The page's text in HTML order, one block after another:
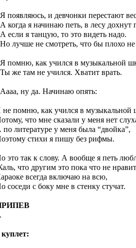
появляюсь, и девчонки перестают
когда я начинаю петь, в лесу дохнут
если я танцую, то это видеть надо.
лучше не смотреть, что бы плохо не
помню, как учился в музыкальной
же там не учился. Хватит врать.
ну да. Начинаю опять:
не помню, как учился в музыкальной
что мне сказали у меня нет
по литературе у меня была “двойка”,
стихи я пишу без рифмы.
это так к слову. А вообще я петь
что другим это пока что не
всегда включаю на всю,
соседи с боку мне в стенку стучат.
куплет: